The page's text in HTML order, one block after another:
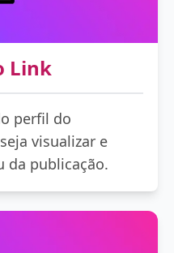
Link
perfil do
visualizar e
da publicação.